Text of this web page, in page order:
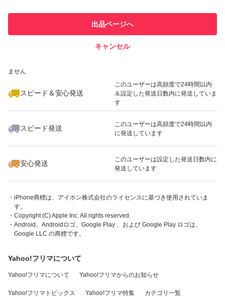
での取引実績があります
ません
スピード＆安心発送
このユーザーは高頻度で24時間以内
＆設定した発送日数内に発送していま
す
スピード発送
このユーザーは高頻度で24時間以内
に発送しています
安心発送
このユーザーは設定した発送日数内に
発送しています
出品ページへ
キャンセル
・アプリケーションはiPhone、iPod touch、iPadまたはAndroidでご利用い
・Apple、Appleのロゴ、App Store、iPodのロゴ、iTunesは、米国および他
・iPhone商標は、アイホン株式会社のライセンスに基づき使用されていま
す。
・Copyright (C) Apple Inc. All rights reserved.
・Android、Androidロゴ、Google Play 、および Google Play ロゴは、
Google LLC の商標です。
Yahoo!フリマについて
Yahoo!フリマについて Yahoo!フリマからのお知らせ
Yahoo!フリマトピックス Yahoo!フリマ特集 カテゴリ一覧